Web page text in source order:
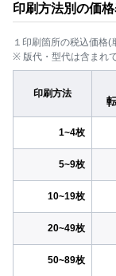
印刷方法別の価
１印刷箇所の税込価格(
※ 版代・型代は含まれ
印刷方法
1~4枚
5~9枚
10~19枚
20~49枚
50~89枚